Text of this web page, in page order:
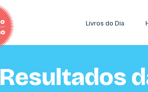
Livros do Dia
Resultados